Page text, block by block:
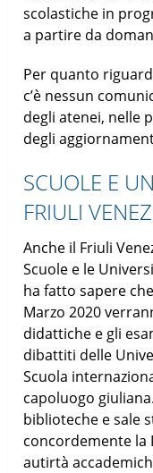
scolastiche in
a partire da
Per quanto
c’è nessun
degli atenei, nelle
degli
SCUOLE E
FRIULI
Anche il Friuli
Scuole e le
ha fatto sapere
Marzo 2020
didattiche e gli
dibattiti delle
Scuola
capoluogo
biblioteche e sale
concordemente la
autirtà